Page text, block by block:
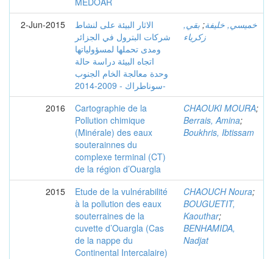
2-Jun-2015
الاثار البيئة على لنشاط
شركات البترول في الجزائر
ومدى تحملها لمسؤولياتها
اتجاه البيئة دراسة حالة
وحدة معالجة الخام الجنوب
-سوناطراك - 2009-2014
خميسي, خليفة; بقي,
زكرياء
2016
Cartographie de la
Pollution chimique
(Minérale) des eaux
souterainnes du
complexe terminal (CT)
de la région d’Ouargla
CHAOUKI MOURA;
Berrais, Amina;
Boukhris, Ibtissam
2015
Etude de la vulnérabilité
à la pollution des eaux
souterraines de la
cuvette d’Ouargla (Cas
de la nappe du
Continental Intercalaire)
CHAOUCH Noura;
BOUGUETIT,
Kaouthar;
BENHAMIDA,
Nadjat